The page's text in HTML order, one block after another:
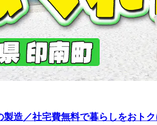
製造／社宅費無料で暮らしをお